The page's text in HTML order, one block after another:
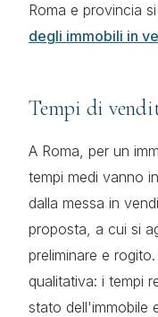
Roma e provincia
degli immobili in
Tempi di
A Roma, per un
tempi medi vanno
dalla messa in
proposta, a cui si
preliminare e
qualitativa: i tempi
stato dell'immobile